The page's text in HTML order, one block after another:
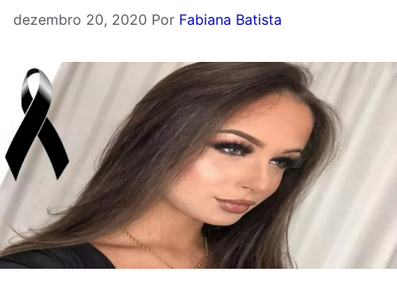
dezembro 20, 2020 Por Fabiana Batista